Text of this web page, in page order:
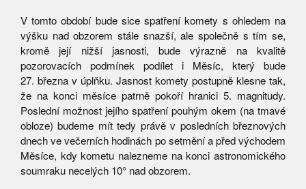
V tomto období bude sice spatření komety s ohledem na
výšku nad obzorem stále snazší, ale společně s tím se,
kromě její nižší jasnosti, bude výrazně na kvalitě
pozorovacích podmínek podílet i Měsíc, který bude
27. března v úplňku. Jasnost komety postupně klesne tak,
že na konci měsíce patrně pokoří hranici 5. magnitudy.
Poslední možnost jejího spatření pouhým okem (na tmavé
obloze) budeme mít tedy právě v posledních březnových
dnech ve večerních hodinách po setmění a před východem
Měsíce, kdy kometu nalezneme na konci astronomického
soumraku necelých 10° nad obzorem.